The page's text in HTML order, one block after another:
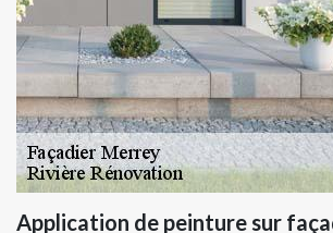
Application de peinture sur